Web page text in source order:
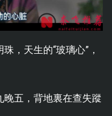
，天生的“玻璃心”，
五，背地裏在查失蹤